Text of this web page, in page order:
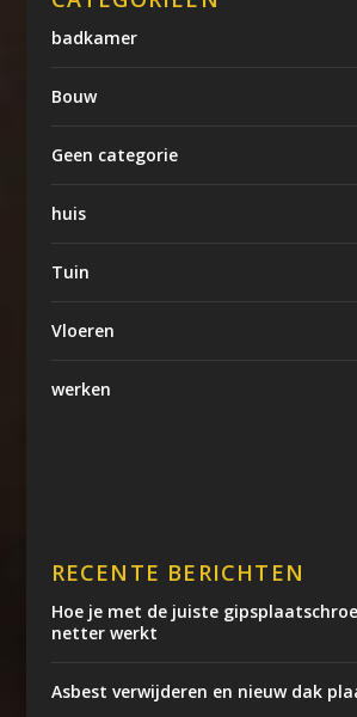
badkamer
Bouw
Geen categorie
huis
Tuin
Vloeren
werken
RECENTE BERICHTEN
Hoe je met de juiste
netter werkt
Asbest verwijderen en nieuw dak